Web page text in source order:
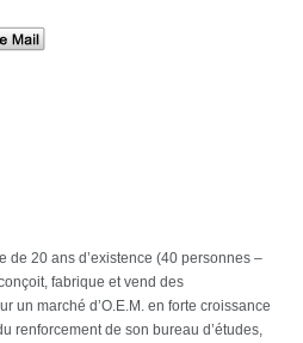
de 20 ans d’existence (40 personnes –
fabrique et vend des
un marché d’O.E.M. en forte croissance
renforcement de son bureau d’études,